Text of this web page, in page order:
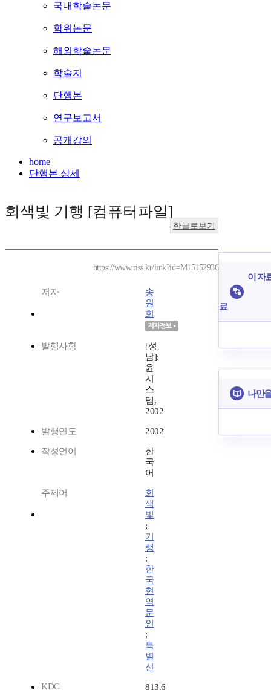
국내학술논문
학위논문
해외학술논문
학술지
단행본
연구보고서
공개강의
home
단행본 상세
회색빛 기행 [컴퓨터파일]
한글로보기
https://www.riss.kr/link?id=M15152936
저자
송
원
희
발행사항
[성
남]:
윤
시
스
템,
2002
발행연도 2002
작성언어
한
국
어
주제어
회
색
빛
;
기
행
;
한
국
현
역
문
인
;
특
별
선
KDC
813.6
이 자
료
나만